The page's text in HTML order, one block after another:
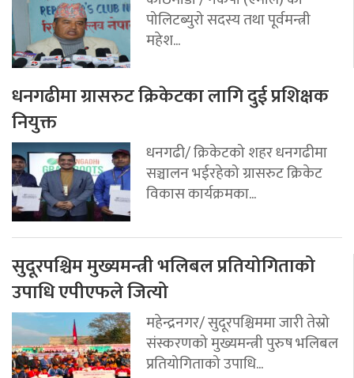
पोलिटब्युरो सदस्य तथा पूर्वमन्त्री
महेश...
धनगढीमा ग्रासरुट क्रिकेटका लागि दुई प्रशिक्षक
नियुक्त
धनगढी/ क्रिकेटको शहर धनगढीमा
सञ्चालन भईरहेको ग्रासरुट क्रिकेट
विकास कार्यक्रमका...
सुदूरपश्चिम मुख्यमन्त्री भलिबल प्रतियोगिताको
उपाधि एपीएफले जित्यो
महेन्द्रनगर/ सुदूरपश्चिममा जारी तेस्रो
संस्करणको मुख्यमन्त्री पुरुष भलिबल
प्रतियोगिताको उपाधि...